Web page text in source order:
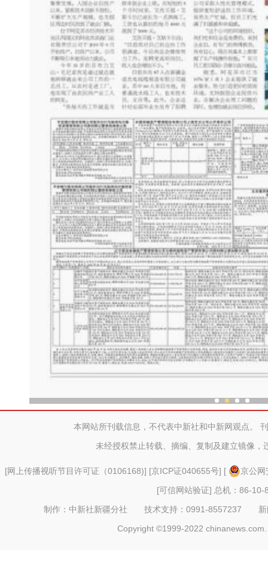
本网站所刊载信息，不代表中新社和中新网观点。
未经授权禁止转载、摘编、复制及建立镜像，
[网上传播视听节目许可证（0106168)] [京ICP证040655号] [
京公
[可信网站验证] 总机：86-10-
制作：中新社新疆分社 技术支持：0991-8557237
Copyright ©1999-2022